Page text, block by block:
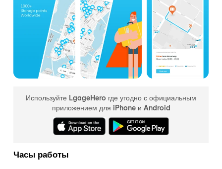
Используйте LgageHero где угодно с официальным
приложением для iPhone и Android
Часы работы